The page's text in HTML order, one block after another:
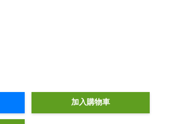
加入購物車